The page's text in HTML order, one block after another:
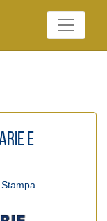
Italiana
e